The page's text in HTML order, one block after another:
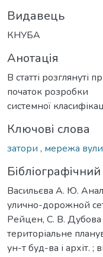
Видавець
КНУБА
Анотація
В статті розглянуті
початок розробки
системної
Ключові слова
затори , мережа
Васильєва А. Ю.
улично-дорожной
Рейцен, С. В. Дубова
територіальне
ун-т буд-ва і архіт. ;